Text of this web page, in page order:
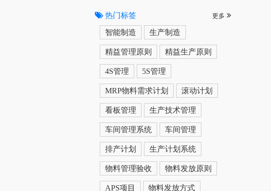
热门标签 更多
智能制造 生产制造
精益管理原则 精益生产原则
4S管理 5S管理
MRP物料需求计划 滚动计划
看板管理 生产技术管理
车间管理系统 车间管理
排产计划 生产计划系统
物料管理验收 物料发放原则
APS项目 物料发放方式